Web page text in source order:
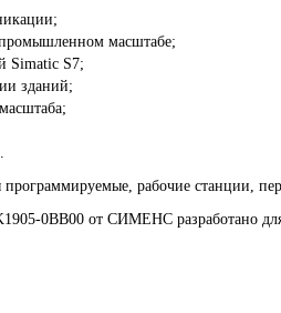
масштабе;
Simatic S7;
зданий;
рабочие станции,
0BB00 от СИМЕНС разработано